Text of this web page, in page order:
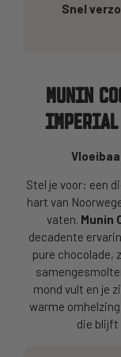
Snel
MUNIN
IMPERIAL
Stel je voor: een
hart van
vaten. Munin
decadente
pure chocolade,
mond vult en je
warme
die blijft